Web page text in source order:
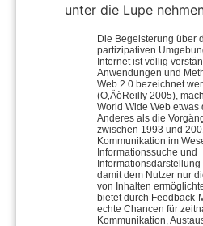
unter die Lupe
Die Begeisterung über
partizipativen
Internet ist völlig
Anwendungen und
Web 2.0 bezeichnet
(O‚ÄòReilly 2005),
World Wide Web etwas
Anderes als die
zwischen 1993 und
Kommunikation im
Informationssuche und
Informationsdarstellung
damit dem Nutzer nur
von Inhalten
bietet durch Feedback-
echte Chancen für
Kommunikation,